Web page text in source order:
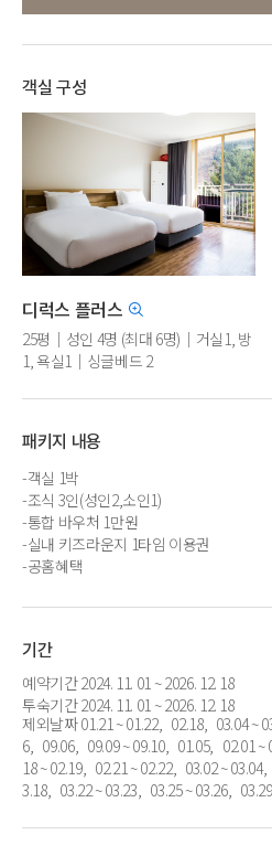
객실 구성
디럭스 플러스
25평｜성인 4명 (최대 6명)｜거실1, 방
1, 욕실1｜싱글베드 2
패키지 내용
-객실 1박
-조식 3인(성인2,소인1)
-통합 바우처 1만원
-실내 키즈라운지 1타임 이용권
-공홈혜택
기간
예약기간 2024. 11. 01 ~ 2026. 12. 18
투숙기간 2024. 11. 01 ~ 2026. 12. 18
제외날짜 01.21 ~ 01.22, 02.18, 03.04 ~
6, 09.06, 09.09 ~ 09.10, 01.05, 02.01 ~
18 ~ 02.19, 02.21 ~ 02.22, 03.02 ~
3.18, 03.22 ~ 03.23, 03.25 ~ 03.26,